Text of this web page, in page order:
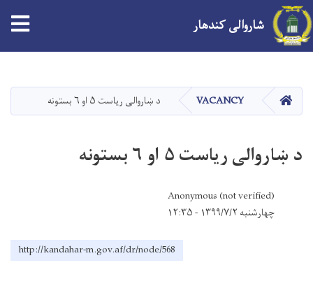
main
content
شاروالی کندهار
صفحه اصلیVACANCY د ښاروالی ریاست ۵ او ۶ بستونه
د ښاروالی ریاست ۵ او ۶ بستونه
Anonymous (not verified)
چهارشنبه ۱۳۹۹/۷/۲ - ۱۲:۳۵
http://kandahar-m.gov.af/dr/node/568